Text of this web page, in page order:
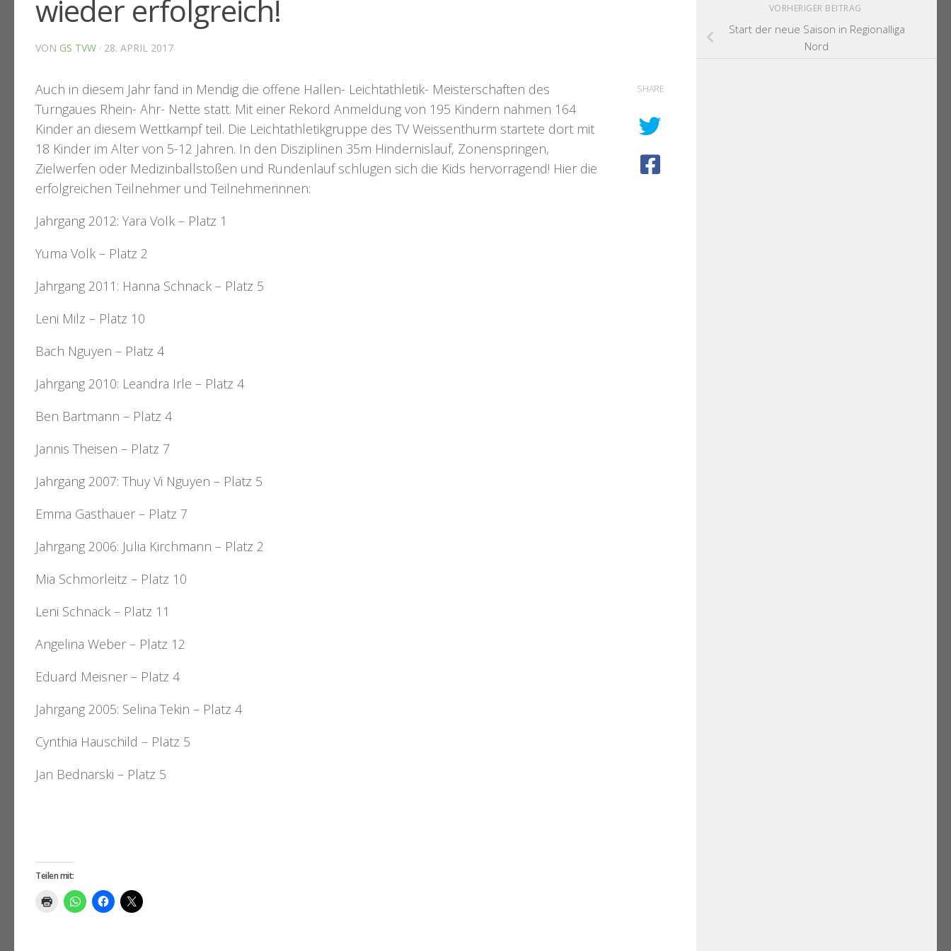
wieder erfolgreich!
VON GS TVW · 28. APRIL 2017
Auch in diesem Jahr fand in Mendig die offene Hallen- Leichtathletik- Meisterschaften des
Turngaues Rhein- Ahr- Nette statt. Mit einer Rekord Anmeldung von 195 Kindern nahmen 164
Kinder an diesem Wettkampf teil. Die Leichtathletikgruppe des TVWeissenthurm startete dort mit
18 Kinder im Alter von 5-12 Jahren. In den Disziplinen 35m Hindernislauf, Zonenspringen,
Zielwerfen oder Medizinballstoßen und Rundenlauf schlugen sich die Kids hervorragend! Hier die
erfolgreichen Teilnehmer und Teilnehmerinnen:
Jahrgang 2012: Yara Volk – Platz 1
Yuma Volk – Platz 2
Jahrgang 2011: Hanna Schnack – Platz 5
Leni Milz – Platz 10
Bach Nguyen – Platz 4
Jahrgang 2010: Leandra Irle – Platz 4
Ben Bartmann – Platz 4
Jannis Theisen – Platz 7
Jahrgang 2007: Thuy Vi Nguyen – Platz 5
Emma Gasthauer – Platz 7
Jahrgang 2006: Julia Kirchmann – Platz 2
Mia Schmorleitz – Platz 10
Leni Schnack – Platz 11
Angelina Weber – Platz 12
Eduard Meisner – Platz 4
Jahrgang 2005: Selina Tekin – Platz 4
Cynthia Hauschild – Platz 5
Jan Bednarski – Platz 5
Teilen mit:
SHARE
VORHERIGER BEITRAG
Start der neue Saison in Regionalliga
Nord